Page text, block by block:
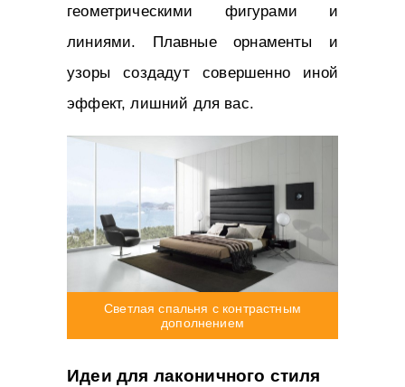
геометрическими фигурами и
линиями. Плавные орнаменты и
узоры создадут совершенно иной
эффект, лишний для вас.
Светлая спальня с контрастным
дополнением
Идеи для лаконичного стиля